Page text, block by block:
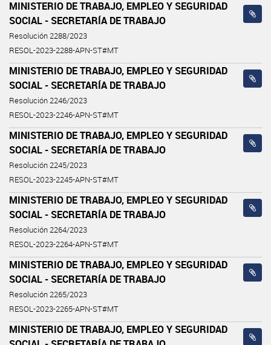
MINISTERIO DE TRABAJO, EMPLEO Y SEGURIDAD
SOCIAL - SECRETARÍA DE TRABAJO
Resolución 2288/2023
RESOL-2023-2288-APN-ST#MT
MINISTERIO DE TRABAJO, EMPLEO Y SEGURIDAD
SOCIAL - SECRETARÍA DE TRABAJO
Resolución 2246/2023
RESOL-2023-2246-APN-ST#MT
MINISTERIO DE TRABAJO, EMPLEO Y SEGURIDAD
SOCIAL - SECRETARÍA DE TRABAJO
Resolución 2245/2023
RESOL-2023-2245-APN-ST#MT
MINISTERIO DE TRABAJO, EMPLEO Y SEGURIDAD
SOCIAL - SECRETARÍA DE TRABAJO
Resolución 2264/2023
RESOL-2023-2264-APN-ST#MT
MINISTERIO DE TRABAJO, EMPLEO Y SEGURIDAD
SOCIAL - SECRETARÍA DE TRABAJO
Resolución 2265/2023
RESOL-2023-2265-APN-ST#MT
MINISTERIO DE TRABAJO, EMPLEO Y SEGURIDAD